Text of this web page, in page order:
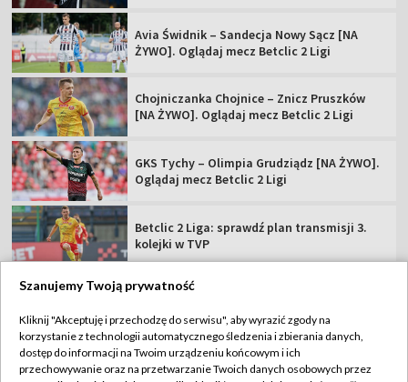
Avia Świdnik – Sandecja Nowy Sącz [NA
ŻYWO]. Oglądaj mecz Betclic 2 Ligi
Chojniczanka Chojnice – Znicz Pruszków
[NA ŻYWO]. Oglądaj mecz Betclic 2 Ligi
GKS Tychy – Olimpia Grudziądz [NA ŻYWO].
Oglądaj mecz Betclic 2 Ligi
Betclic 2 Liga: sprawdź plan transmisji 3.
kolejki w TVP
TVP
Abonament TVP
Regulamin TVP
Szanujemy Twoją prywatność
Kliknij "Akceptuję i przechodzę do serwisu", aby wyrazić zgody na
korzystanie z technologii automatycznego śledzenia i zbierania danych,
dostęp do informacji na Twoim urządzeniu końcowym i ich
przechowywanie oraz na przetwarzanie Twoich danych osobowych przez